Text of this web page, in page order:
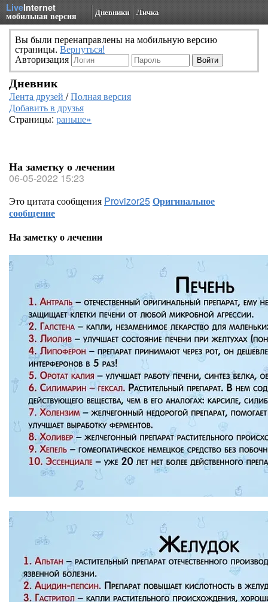
LiveInternet
мобильная версия Дневники Личка
Вы были перенаправлены на мобильную версию
страницы. Вернуться!
Авторизация
Дневник
Лента друзей /Полная версия
Добавить в друзья
Страницы: раньше»
На заметку о лечении
06-05-2022 15:23
Это цитата сообщения Provizor25Оригинальное
сообщение
На заметку о лечении